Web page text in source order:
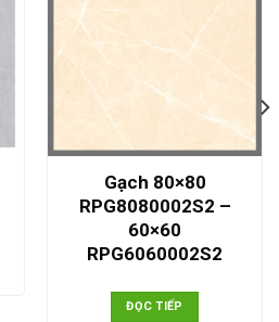
Gạch 80×80
RPG8080002S2 –
60×60
RPG6060002S2
ĐỌC TIẾP